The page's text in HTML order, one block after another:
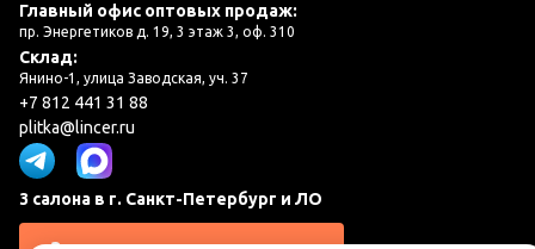
Главный офис оптовых продаж:
пр. Энергетиков д. 19, 3 этаж 3, оф. 310
Склад:
Янино-1, улица Заводская, уч. 37
+7 812 441 31 88
plitka@lincer.ru
3 салона в г. Санкт-Петербург и ЛО